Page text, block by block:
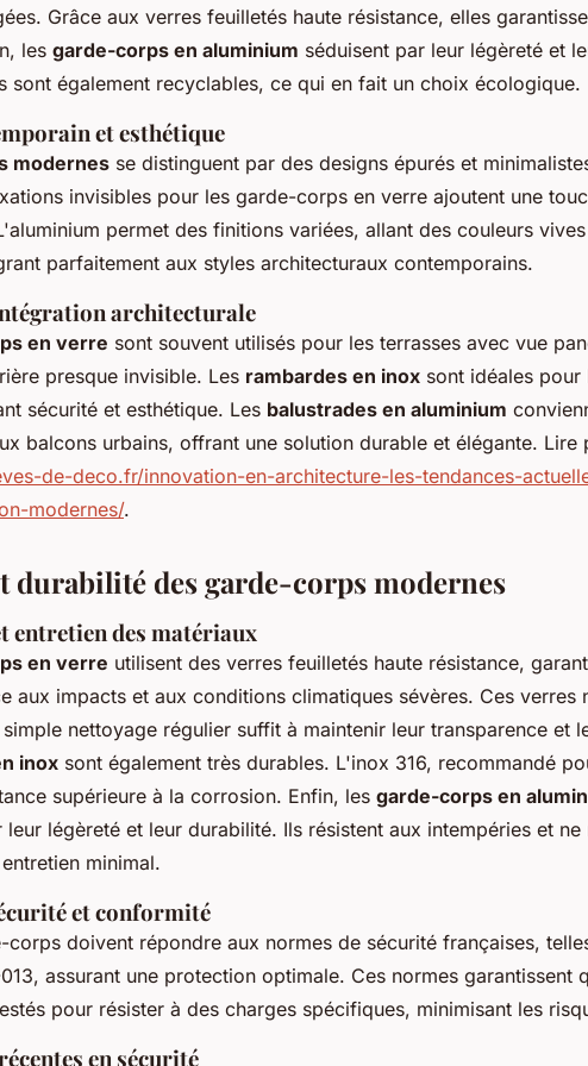
Grâce aux verres feuilletés haute résistance, elles
les garde-corps en aluminium séduisent par leur légèreté et
sont également recyclables, ce qui en fait un choix écologique.
et esthétique
modernes se distinguent par des designs épurés et
invisibles pour les garde-corps en verre ajoutent une
permet des finitions variées, allant des couleurs
parfaitement aux styles architecturaux contemporains.
architecturale
en verre sont souvent utilisés pour les terrasses avec vue
presque invisible. Les rambardes en inox sont idéales pour
sécurité et esthétique. Les balustrades en aluminium
balcons urbains, offrant une solution durable et élégante. Lire
de-deco.fr/innovation-en-architecture-les-tendances-
modernes/.
durabilité des garde-corps modernes
entretien des matériaux
en verre utilisent des verres feuilletés haute résistance,
aux impacts et aux conditions climatiques sévères. Ces verres
nettoyage régulier suffit à maintenir leur transparence et
inox sont également très durables. L'inox 316, recommandé
supérieure à la corrosion. Enfin, les garde-corps en
leur légèreté et leur durabilité. Ils résistent aux intempéries et ne
minimal.
et conformité
corps doivent répondre aux normes de sécurité françaises,
assurant une protection optimale. Ces normes garantissent
pour résister à des charges spécifiques, minimisant les
en sécurité